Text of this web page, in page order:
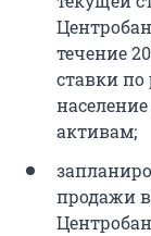
течение
ставки
активам;
продажи